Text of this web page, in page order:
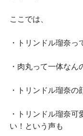
ここでは、
・トリンドル瑠奈っ
・肉丸って一体なん
・トリンドル瑠奈の
・トリンドル瑠奈
い！という声も